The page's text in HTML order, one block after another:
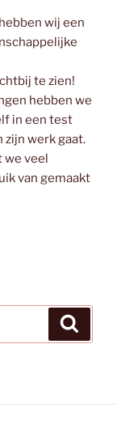
wij een
te zien!
hebben we
in een test
zijn werk gaat.
we veel
van gemaakt